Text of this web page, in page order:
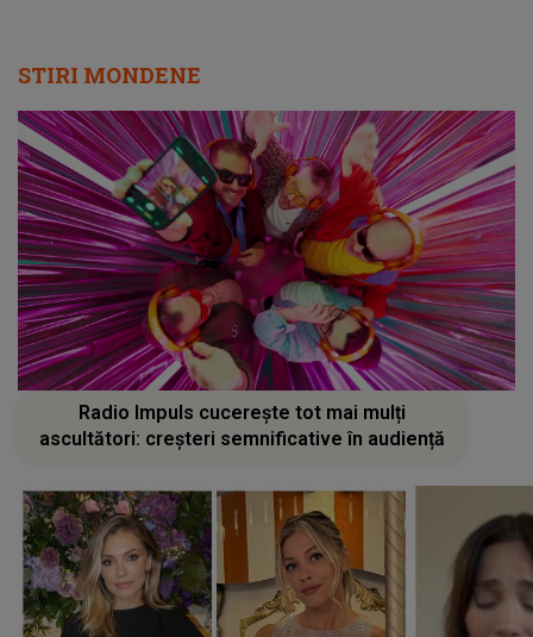
STIRI MONDENE
Radio Impuls cucerește tot mai mulți
ascultători: creșteri semnificative în audiență